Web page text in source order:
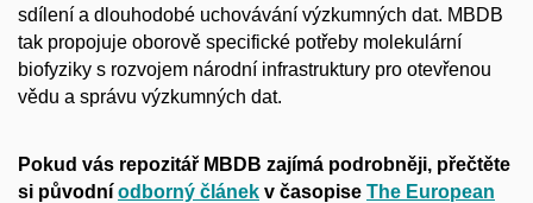
sdílení a dlouhodobé uchovávání výzkumných dat. MBDB
tak propojuje oborově specifické potřeby molekulární
biofyziky s rozvojem národní infrastruktury pro otevřenou
vědu a správu výzkumných dat.
Pokud vás repozitář MBDB zajímá podrobněji, přečtěte
si původní odborný článek v časopise The European